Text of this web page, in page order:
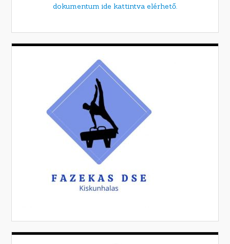
dokumentum ide kattintva elérhető.